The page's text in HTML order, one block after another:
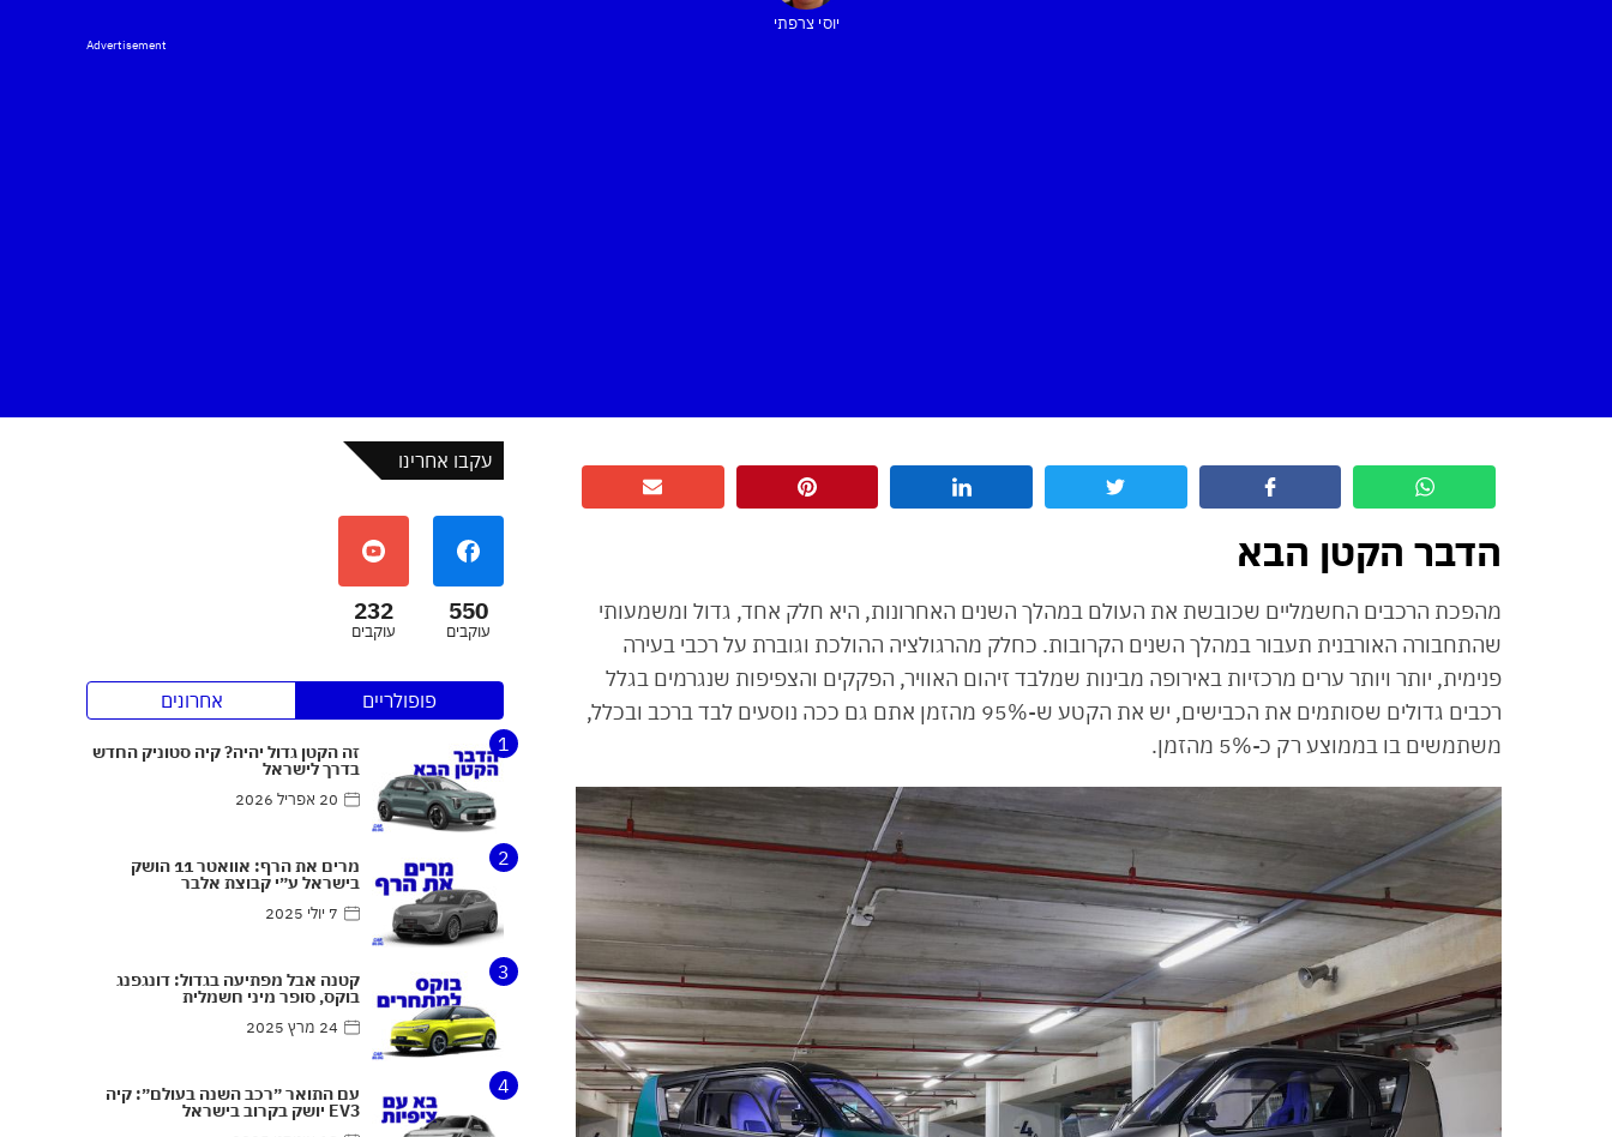
יוסי צרפתי
Advertisement
הדבר הקטן הבא
מהפכת הרכבים החשמליים שכובשת את העולם במהלך השנים האחרונות, היא חלק אחד, גדול ומשמעותי
שהתחבורה האורבנית תעבור במהלך השנים הקרובות. כחלק מהרגולציה ההולכת וגוברת על רכבי בעירה
פנימית, יותר ויותר ערים מרכזיות באירופה מבינות שמלבד זיהום האוויר, הפקקים והצפיפות שנגרמים בגלל
רכבים גדולים שסותמים את הכבישים, יש את הקטע ש-95% מהזמן אתם גם ככה נוסעים לבד ברכב ובכלל,
משתמשים בו בממוצע רק כ-5% מהזמן.
עקבו אחרינו
550
עוקבים
232
עוקבים
פופולריים
אחרונים
1
זה הקטן גדול יהיה? קיה סטוניק החדש
בדרך לישראל
20 אפריל 2026
2 מרים את הרף: אוואטר 11 הושק
בישראל ע״י קבוצת אלבר
7 יולי 2025
3 קטנה אבל מפתיעה בגדול: דונגפנג
בוקס, סופר מיני חשמלית
24 מרץ 2025
4 עם התואר ״רכב השנה בעולם״: קיה
EV3 יושק בקרוב בישראל